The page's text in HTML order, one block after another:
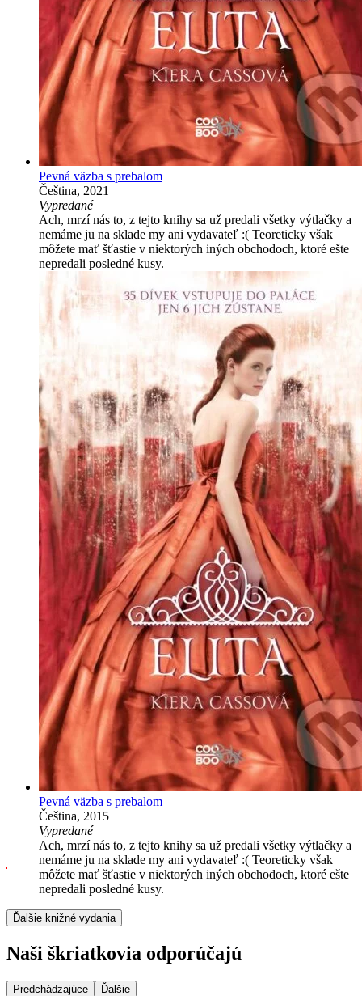
Pevná väzba s prebalom
Čeština, 2021
Vypredané
Ach, mrzí nás to, z tejto knihy sa už predali všetky výtlačky a
nemáme ju na sklade my ani vydavateľ :( Teoreticky však
môžete mať šťastie v niektorých iných obchodoch, ktoré ešte
nepredali posledné kusy.
Pevná väzba s prebalom
Čeština, 2015
Vypredané
Ach, mrzí nás to, z tejto knihy sa už predali všetky výtlačky a
nemáme ju na sklade my ani vydavateľ :( Teoreticky však
môžete mať šťastie v niektorých iných obchodoch, ktoré ešte
nepredali posledné kusy.
Ďalšie knižné vydania
Naši škriatkovia odporúčajú
Predchádzajúce Ďalšie